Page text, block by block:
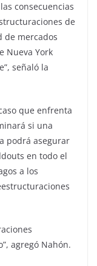
consecuencias
de
mercados
Nueva York
señaló la
que enfrenta
si una
podrá asegurar
en todo el
a los
agregó Nahón.